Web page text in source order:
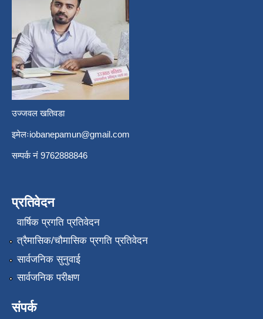
उज्जवल खतिवडा
इमेलःiobanepamun@gmail.com
सम्पर्क नंं 9762888846
प्रतिवेदन
वार्षिक प्रगति प्रतिवेदन
त्रैमासिक/चौमासिक प्रगति प्रतिवेदन
सार्वजनिक सुनुवाई
सार्वजनिक परीक्षण
संपर्क